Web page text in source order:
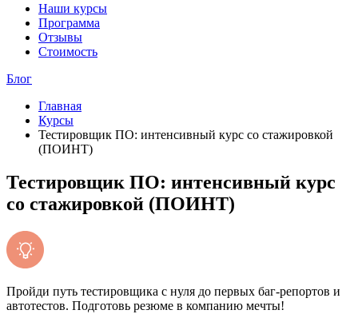
Наши курсы
Программа
Отзывы
Стоимость
Блог
Главная
Курсы
Тестировщик ПО: интенсивный курс со стажировкой
(ПОИНТ)
Тестировщик ПО: интенсивный курс
со стажировкой (ПОИНТ)
Пройди путь тестировщика с нуля до первых баг-репортов и
автотестов. Подготовь резюме в компанию мечты!